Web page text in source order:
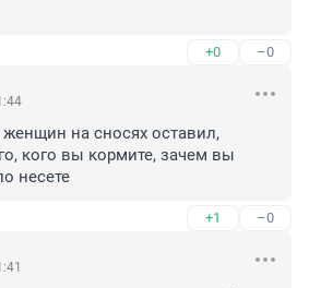
+0 –0
женщин на сносях оставил,
кого вы кормите, зачем вы
несете
+1 –0